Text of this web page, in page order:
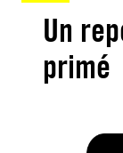
Un
primé